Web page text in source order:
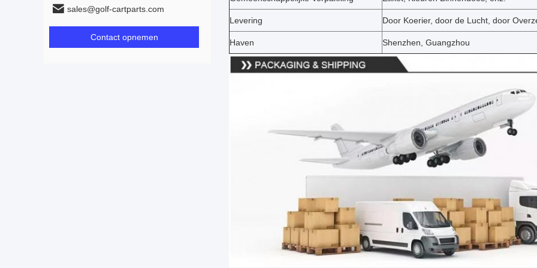
sales@golf-cartparts.com
Contact opnemen
Levering Door Koerier, door de Lucht, door
Haven Shenzhen, Guangzhou